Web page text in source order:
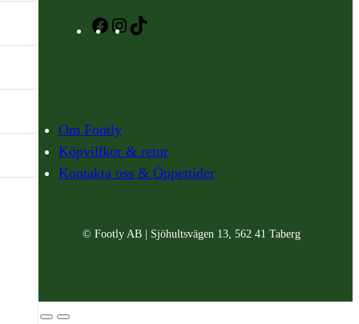
Facebook
Instagram
Om Footly
Köpvillkor & retur
Kontakta oss & Öppettider
© Footly AB | Sjöhultsvägen 13, 562 41 Taberg